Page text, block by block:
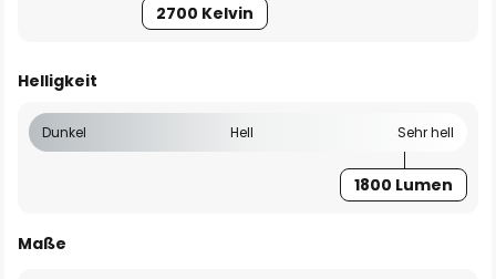
2700 Kelvin
Helligkeit
Dunkel Hell Sehr hell
1800 Lumen
Maße